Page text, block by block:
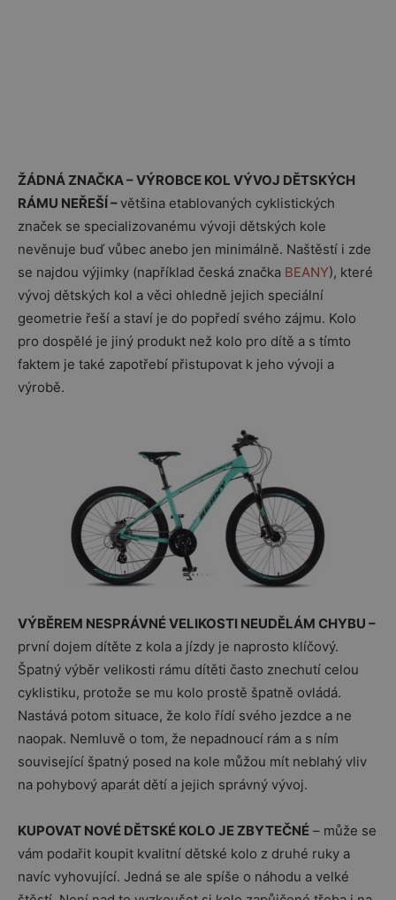
ŽÁDNÁ ZNAČKA – VÝROBCE KOL VÝVOJ DĚTSKÝCH
RÁMU NEŘEŠÍ –většina etablovaných cyklistických
značek se specializovanému vývoji dětských kole
nevěnuje buď vůbec anebo jen minimálně. Naštěstí i zde
se najdou výjimky (například česká značka BEANY), které
vývoj dětských kol a věci ohledně jejich speciální
geometrie řeší a staví je do popředí svého zájmu. Kolo
pro dospělé je jiný produkt než kolo pro dítě a s tímto
faktem je také zapotřebí přistupovat k jeho vývoji a
výrobě.
VÝBĚREM NESPRÁVNÉ VELIKOSTI NEUDĚLÁM CHYBU –
první dojem dítěte z kola a jízdy je naprosto klíčový.
Špatný výběr velikosti rámu dítěti často znechutí celou
cyklistiku, protože se mu kolo prostě špatně ovládá.
Nastává potom situace, že kolo řídí svého jezdce a ne
naopak. Nemluvě o tom, že nepadnoucí rám a s ním
související špatný posed na kole můžou mít neblahý vliv
na pohybový aparát dětí a jejich správný vývoj.
KUPOVAT NOVÉ DĚTSKÉ KOLO JE ZBYTEČNÉ – může se
vám podařit koupit kvalitní dětské kolo z druhé ruky a
navíc vyhovující. Jedná se ale spíše o náhodu a velké